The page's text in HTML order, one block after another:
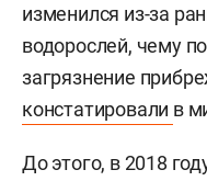
изменился из-за
водорослей, чему
загрязнение
констатировали в
До этого, в 2018